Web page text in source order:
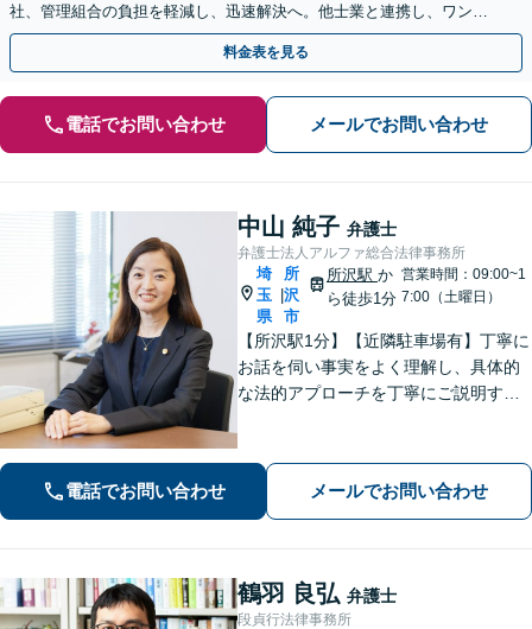
社、管理組合の負担を軽減し、迅速解決へ。他士業と連携し、ワンス
トップでサポート【当日・夜間（18時まで）の相談可】
料金表を見る
電話でお問い合わせ メールでお問い合わせ
中山 純子 弁護士
弁護士法人アルファ総合法律事務所
埼
玉
県
所
沢
市
所沢駅 か
ら徒歩1分
営業時間：09:00~1
7:00（土曜日）
【所沢駅1分】【近隣駐車場有】丁寧に
お話を伺い事実をよく理解し、具体的
な法的アプローチを丁寧にご説明する
手伝いをいたします。どうぞお気軽に
ご相談ください。
電話でお問い合わせ メールでお問い合わせ
鶴羽 良弘 弁護士
段貞行法律事務所